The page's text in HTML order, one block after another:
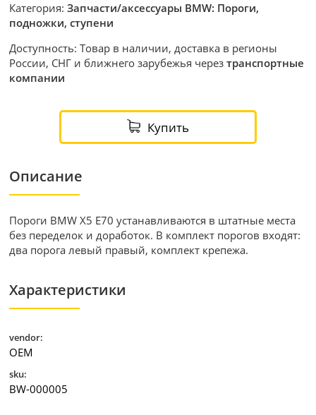
Категория:Запчасти/аксессуары BMW: Пороги,
подножки, ступени
Доступность: Товар в наличии, доставка в регионы
России, СНГ и ближнего зарубежья черезтранспортные
компании
Купить
Описание
Пороги BMW X5 E70 устанавливаются в штатные места
без переделок и доработок. В комплект порогов входят:
два порога левый правый, комплект крепежа.
Характеристики
vendor:
OEM
sku:
BW-000005